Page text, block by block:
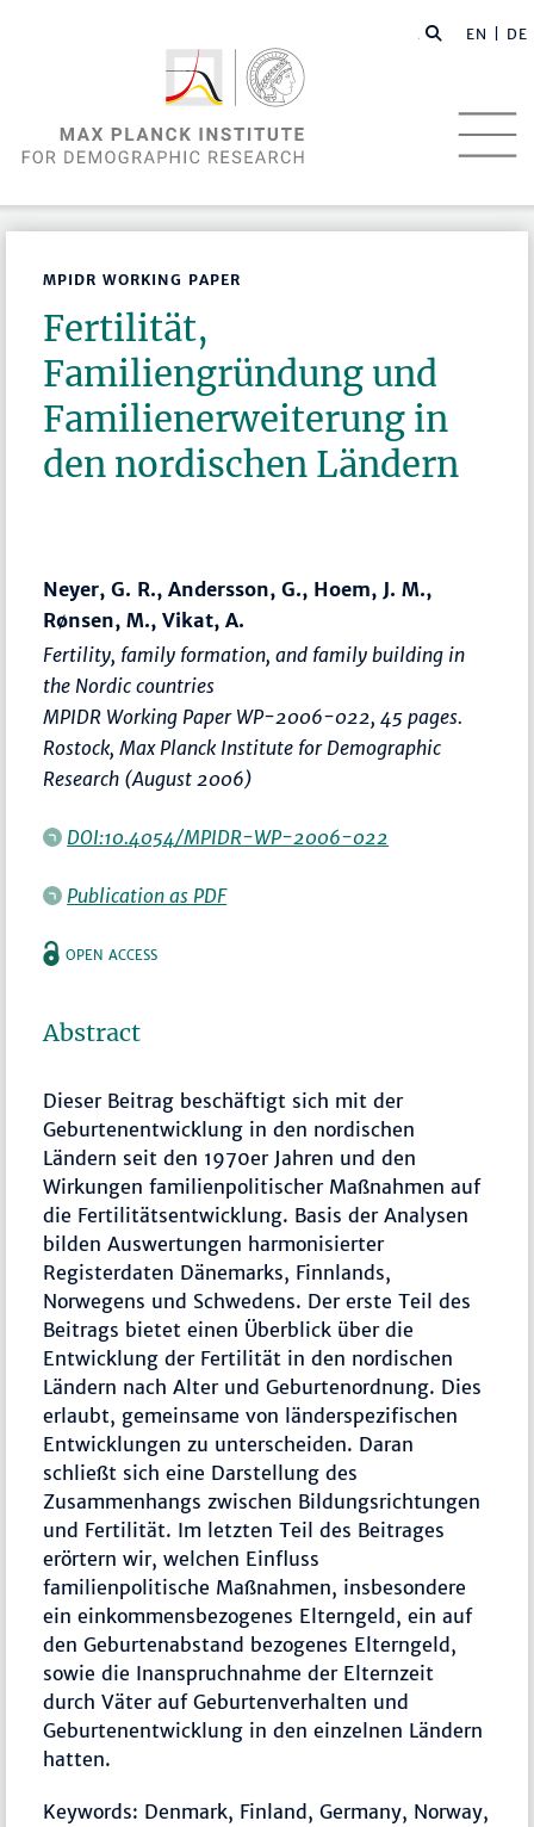
EN | DE
MPIDR WORKING PAPER
Fertilität,
Familiengründung und
Familienerweiterung in
den nordischen Ländern
Neyer, G. R., Andersson, G., Hoem, J. M.,
Rønsen, M., Vikat, A.
Fertility, family formation, and family building in
the Nordic countries
MPIDR Working Paper WP-2006-022, 45 pages.
Rostock, Max Planck Institute for Demographic
Research (August 2006)
DOI:10.4054/MPIDR-WP-2006-022
Publication as PDF
OPEN ACCESS
Abstract
Dieser Beitrag beschäftigt sich mit der
Geburtenentwicklung in den nordischen
Ländern seit den 1970er Jahren und den
Wirkungen familienpolitischer Maßnahmen auf
die Fertilitätsentwicklung. Basis der Analysen
bilden Auswertungen harmonisierter
Registerdaten Dänemarks, Finnlands,
Norwegens und Schwedens. Der erste Teil des
Beitrags bietet einen Überblick über die
Entwicklung der Fertilität in den nordischen
Ländern nach Alter und Geburtenordnung. Dies
erlaubt, gemeinsame von länderspezifischen
Entwicklungen zu unterscheiden. Daran
schließt sich eine Darstellung des
Zusammenhangs zwischen Bildungsrichtungen
und Fertilität. Im letzten Teil des Beitrages
erörtern wir, welchen Einfluss
familienpolitische Maßnahmen, insbesondere
ein einkommensbezogenes Elterngeld, ein auf
den Geburtenabstand bezogenes Elterngeld,
sowie die Inanspruchnahme der Elternzeit
durch Väter auf Geburtenverhalten und
Geburtenentwicklung in den einzelnen Ländern
hatten.
Keywords: Denmark, Finland, Germany, Norway,